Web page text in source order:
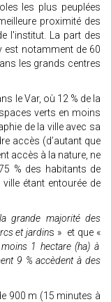
les plus peuplées
proximité des
l'institut. La part des
est notamment de 60
les grands centres
le Var, où 12 % de la
verts en moins
de la ville avec sa
accès (d’autant que
accès à la nature, ne
% des habitants de
étant entourée de
la grande majorité des
et jardins » et que «
1 hectare (ha) à
9 % accèdent à des
900 m (15 minutes à